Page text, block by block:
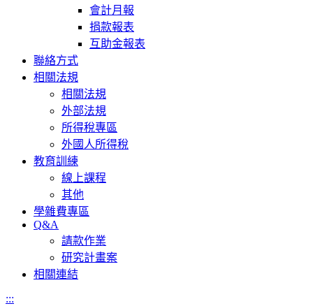
會計月報
捐款報表
互助金報表
聯絡方式
相關法規
相關法規
外部法規
所得稅專區
外國人所得稅
教育訓練
線上課程
其他
學雜費專區
Q&A
請款作業
研究計畫案
相關連結
:::